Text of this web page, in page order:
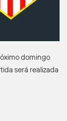
domingo
será realizada